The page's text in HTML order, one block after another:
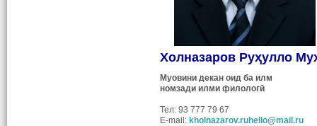
Холназаров Руҳулло
Муовини декан оид ба илм
номзади илми филологӣ
Тел: 93 777 79 67
E-mail: kholnazarov.ruhello@mail.ru